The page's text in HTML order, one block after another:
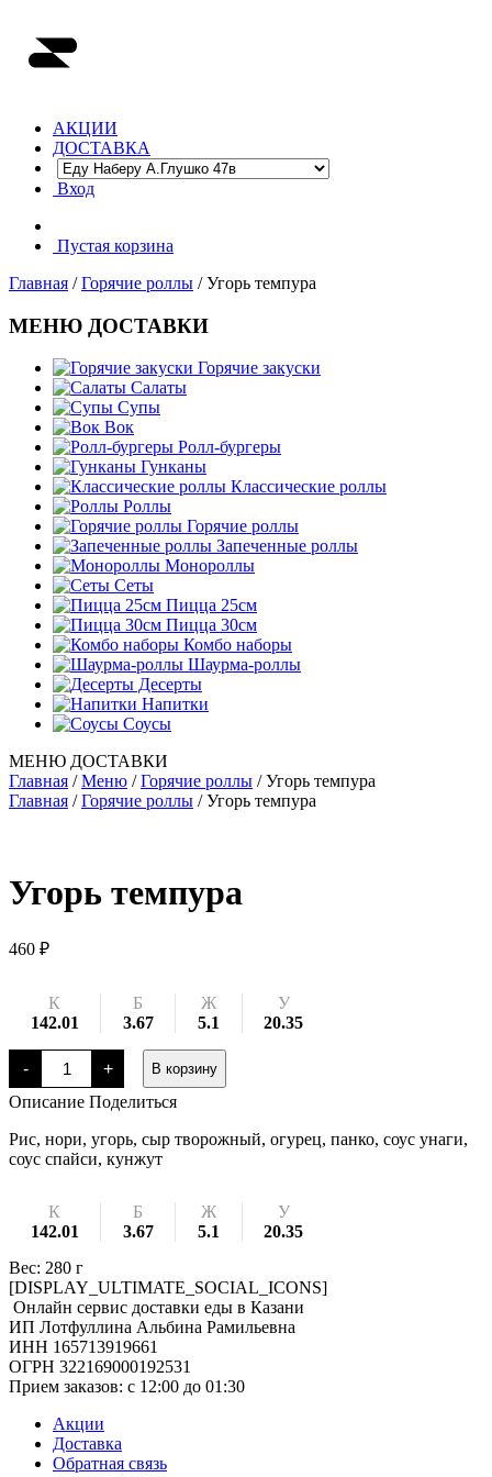
АКЦИИ
ДОСТАВКА
Вход
Пустая корзина
Главная /Горячие роллы / Угорь темпура
МЕНЮ ДОСТАВКИ
Горячие закуски
Салаты
Супы
Вок
Ролл-бургеры
Гунканы
Классические роллы
Роллы
Горячие роллы
Запеченные роллы
Монороллы
Сеты
Пицца 25см
Пицца 30см
Комбо наборы
Шаурма-роллы
Десерты
Напитки
Соусы
МЕНЮ ДОСТАВКИ
Главная /Меню /Горячие роллы /Угорь темпура
Главная /Горячие роллы / Угорь темпура
Угорь темпура
460 ₽
К
142.01
Б
3.67
Ж
5.1
У
20.35
-
Количество
товара
Угорь
темпура
+ В корзину
Описание Поделиться
Рис, нори, угорь, сыр творожный, огурец, панко, соус унаги,
соус спайси, кунжут
К
142.01
Б
3.67
Ж
5.1
У
20.35
Вес: 280 г
[DISPLAY_ULTIMATE_SOCIAL_ICONS]
Онлайн сервис доставки еды в Казани
ИП Лотфуллина Альбина Рамильевна
ИНН 165713919661
ОГРН 322169000192531
Прием заказов: c 12:00 до 01:30
Акции
Доставка
Обратная связь